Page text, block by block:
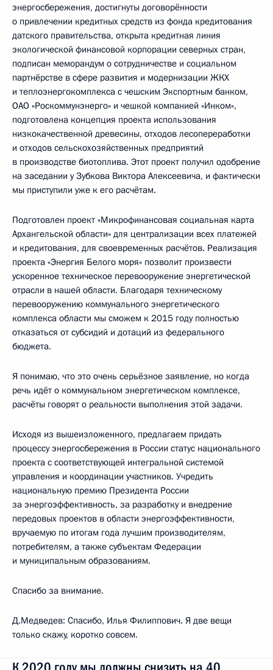
энергосбережения, достигнуты договорённости
о привлечении кредитных средств из фонда кредитования
датского правительства, открыта кредитная линия
экологической финансовой корпорации северных стран,
подписан меморандум о сотрудничестве и социальном
партнёрстве в сфере развития и модернизации ЖКХ
и теплоэнергокомплекса с чешским Экспортным банком,
ОАО «Роскоммунэнерго» и чешкой компанией «Инком»,
подготовлена концепция проекта использования
низкокачественной древесины, отходов лесопереработки
и отходов сельскохозяйственных предприятий
в производстве биотоплива. Этот проект получил одобрение
на заседании у Зубкова Виктора Алексеевича, и фактически
мы приступили уже к его расчётам.
Подготовлен проект «Микрофинансовая социальная карта
Архангельской области» для централизации всех платежей
и кредитования, для своевременных расчётов. Реализация
проекта «Энергия Белого моря» позволит произвести
ускоренное техническое перевооружение энергетической
отрасли в нашей области. Благодаря техническому
перевооружению коммунального энергетического
комплекса области мы сможем к 2015 году полностью
отказаться от субсидий и дотаций из федерального
бюджета.
Я понимаю, что это очень серьёзное заявление, но когда
речь идёт о коммунальном энергетическом комплексе,
расчёты говорят о реальности выполнения этой задачи.
Исходя из вышеизложенного, предлагаем придать
процессу энергосбережения в России статус национального
проекта с соответствующей интегральной системой
управления и координации участников. Учредить
национальную премию Президента России
за энергоэффективность, за разработку и внедрение
передовых проектов в области энергоэффективности,
вручаемую по итогам года лучшим производителям,
потребителям, а также субъектам Федерации
и муниципальным образованиям.
Спасибо за внимание.
Д.Медведев: Спасибо, Илья Филиппович. Я две вещи
только скажу, коротко совсем.